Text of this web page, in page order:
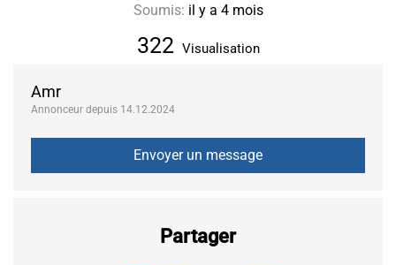
Amr
Annonceur depuis 14.12.2024
Partager
322 Visualisation
Soumis: il y a 4 mois